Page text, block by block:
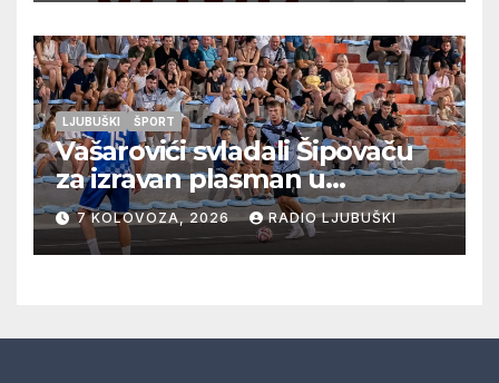
LJUBUŠKI ŠPORT
Vašarovići svladali Šipovaču
za izravan plasman u
četvrtfinale, Grab izborio
prolazak dalje, Klobuk ispao,
večeras počinje četvrtfinale
7 KOLOVOZA, 2026 RADIO LJUBUŠKI